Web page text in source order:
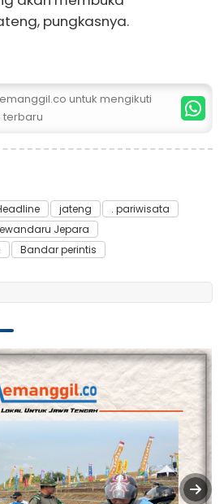
pungkasnya.
untuk mengikuti
jateng
. pariwisata
Jepara
Bandar perintis